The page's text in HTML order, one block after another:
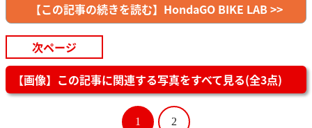
【この記事の続きを読む】HondaGO BIKE LAB >>
次ページ
【画像】この記事に関連する写真をすべて見る(全3点)
1 2